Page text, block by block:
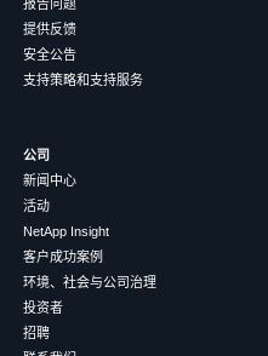
报告问题
提供反馈
安全公告
支持策略和支持服务
公司
新闻中心
活动
NetApp Insight
客户成功案例
环境、社会与公司治理
投资者
招聘